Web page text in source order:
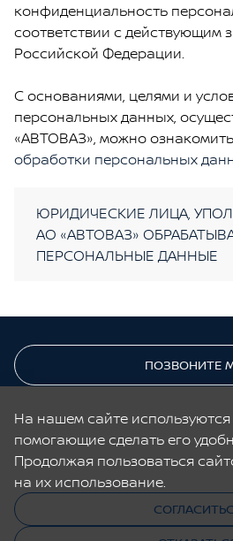
конфиденциальность
соответствии с действующим
Российской Федерации.
С основаниями, целями и
персональных данных,
«АВТОВАЗ», можно
обработки персональных
ЮРИДИЧЕСКИЕ ЛИЦА,
АО «АВТОВАЗ»
ПЕРСОНАЛЬНЫЕ ДАННЫЕ
ПОЗВОНИТЕ
ЗАПИСЬ НА
Cайт не является публичной офертой.
Все содержащиеся на Сайте сведения
информационный характер и не
На нашем сайте
помогающие сделать его
Продолжая пользоваться
на их использование.